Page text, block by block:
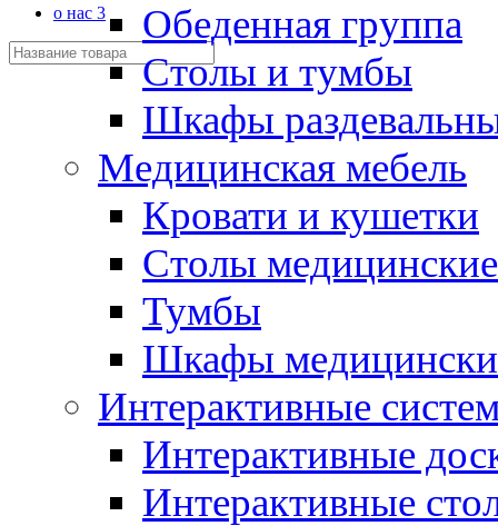
о нас 3
Обеденная группа
Столы и тумбы
Шкафы
Медицинская мебель
Кровати и кушетки
Столы медицинские
Тумбы
Шкафы
Интерактивные
Интерактивные
Интерактивные